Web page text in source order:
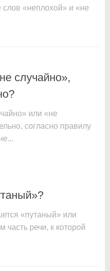
слов «неплохой» и «не
случайно»,
или «не
согласно правилу
«путаный» или
часть речи, к которой